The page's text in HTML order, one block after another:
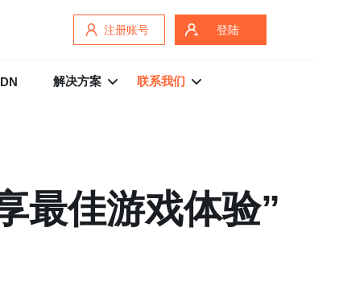
注册账号 登陆
解决方案 联系我们
最佳游戏体验”